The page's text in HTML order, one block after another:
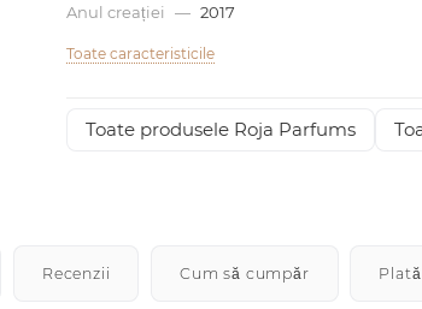
Anul creației
— 2017
Toate caracteristicile
Toate produsele Roja Parfums
Recenzii Cum să cumpăr Plată